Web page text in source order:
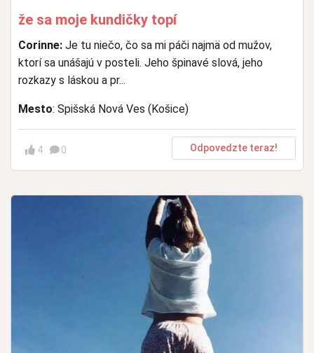
že sa moje kundičky topí
Corinne: Je tu niečo, čo sa mi páči najmä od mužov,
ktorí sa unášajú v posteli. Jeho špinavé slová, jeho
rozkazy s láskou a pr...
Mesto: Spišská Nová Ves (Košice)
4 0 Odpovedzte teraz!